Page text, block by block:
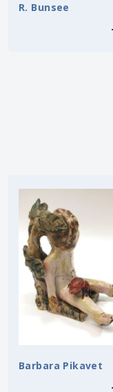
R. Bunsee
Barbara Pikavet